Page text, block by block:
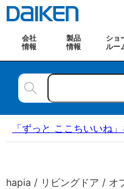
会社
情報
製品
情報
ショ
ルー
「ずっと ここちいいね
hapia / リビングドア / オ